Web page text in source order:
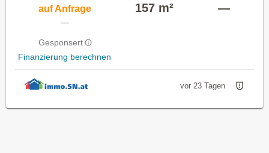
auf Anfrage
—
Gesponsert
Finanzierung berechnen
157 m² —
vor 23 Tagen